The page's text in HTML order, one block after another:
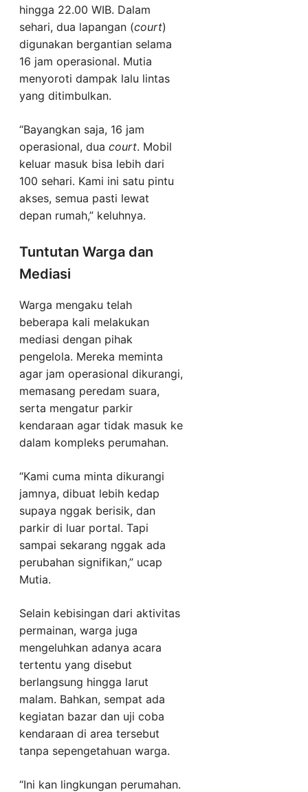
hingga 22.00 WIB. Dalam
sehari, dua lapangan (court)
digunakan bergantian selama
16 jam operasional. Mutia
menyoroti dampak lalu lintas
yang ditimbulkan.
“Bayangkan saja, 16 jam
operasional, dua court. Mobil
keluar masuk bisa lebih dari
100 sehari. Kami ini satu pintu
akses, semua pasti lewat
depan rumah,” keluhnya.
Tuntutan Warga dan
Mediasi
Warga mengaku telah
beberapa kali melakukan
mediasi dengan pihak
pengelola. Mereka meminta
agar jam operasional dikurangi,
memasang peredam suara,
serta mengatur parkir
kendaraan agar tidak masuk ke
dalam kompleks perumahan.
“Kami cuma minta dikurangi
jamnya, dibuat lebih kedap
supaya nggak berisik, dan
parkir di luar portal. Tapi
sampai sekarang nggak ada
perubahan signifikan,” ucap
Mutia.
Selain kebisingan dari aktivitas
permainan, warga juga
mengeluhkan adanya acara
tertentu yang disebut
berlangsung hingga larut
malam. Bahkan, sempat ada
kegiatan bazar dan uji coba
kendaraan di area tersebut
tanpa sepengetahuan warga.
“Ini kan lingkungan perumahan.